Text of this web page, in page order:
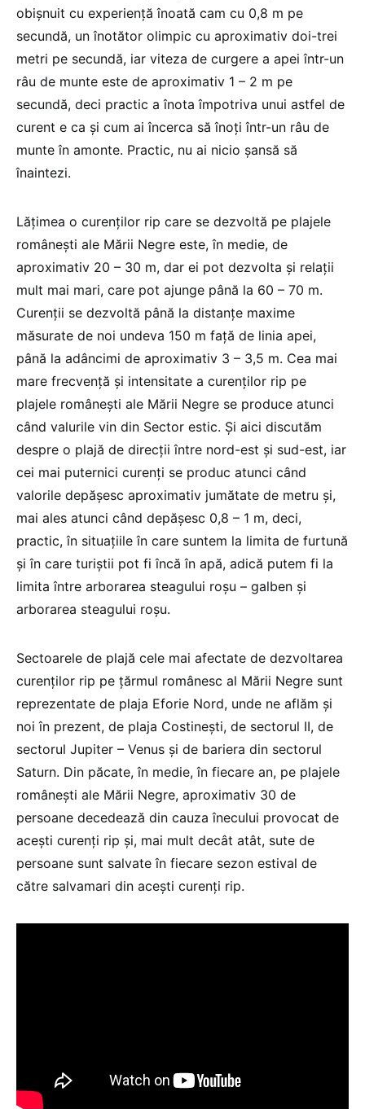
obișnuit cu experiență înoată cam cu 0,8 m pe
secundă, un înotător olimpic cu aproximativ doi-trei
metri pe secundă, iar viteza de curgere a apei într-un
râu de munte este de aproximativ 1 – 2 m pe
secundă, deci practic a înota împotriva unui astfel de
curent e ca și cum ai încerca să înoți într-un râu de
munte în amonte. Practic, nu ai nicio șansă să
înaintezi.
Lățimea o curenților rip care se dezvoltă pe plajele
românești ale Mării Negre este, în medie, de
aproximativ 20 – 30 m, dar ei pot dezvolta și relații
mult mai mari, care pot ajunge până la 60 – 70 m.
Curenții se dezvoltă până la distanțe maxime
măsurate de noi undeva 150 m față de linia apei,
până la adâncimi de aproximativ 3 – 3,5 m. Cea mai
mare frecvență și intensitate a curenților rip pe
plajele românești ale Mării Negre se produce atunci
când valurile vin din Sector estic. Și aici discutăm
despre o plajă de direcții între nord-est și sud-est, iar
cei mai puternici curenți se produc atunci când
valorile depășesc aproximativ jumătate de metru și,
mai ales atunci când depășesc 0,8 – 1 m, deci,
practic, în situațiile în care suntem la limita de furtună
și în care turiștii pot fi încă în apă, adică putem fi la
limita între arborarea steagului roșu – galben și
arborarea steagului roșu.
Sectoarele de plajă cele mai afectate de dezvoltarea
curenților rip pe țărmul românesc al Mării Negre sunt
reprezentate de plaja Eforie Nord, unde ne aflăm și
noi în prezent, de plaja Costinești, de sectorul II, de
sectorul Jupiter – Venus și de bariera din sectorul
Saturn. Din păcate, în medie, în fiecare an, pe plajele
românești ale Mării Negre, aproximativ 30 de
persoane decedează din cauza înecului provocat de
acești curenți rip și, mai mult decât atât, sute de
persoane sunt salvate în fiecare sezon estival de
către salvamari din acești curenți rip.